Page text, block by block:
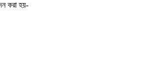
করা হয়-